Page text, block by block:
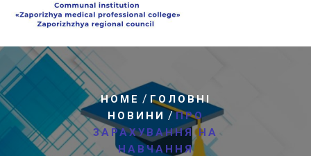
HOME / ГОЛОВНІ
НОВИНИ /ПРО
ЗАРАХУВАННЯ НА
НАВЧАННЯ